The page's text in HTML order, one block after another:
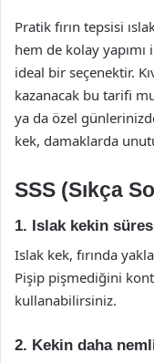
Pratik fırın tepsisi
hem de kolay
ideal bir seçenektir.
kazanacak bu tarifi
ya da özel
kek, damaklarda
SSS (Sıkça
1. Islak kekin
Islak kek, fırında
Pişip pişmediğini
kullanabilirsiniz.
2. Kekin daha